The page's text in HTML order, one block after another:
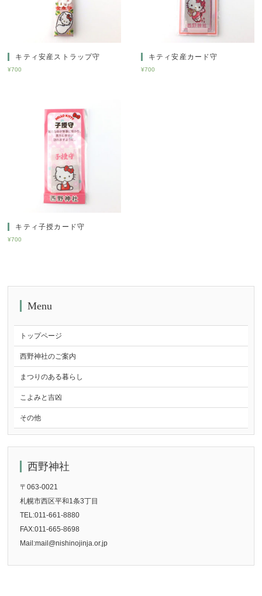
キティ安産ストラップ守
¥700
キティ安産カード守
¥700
キティ子授カード守
¥700
Menu
トップページ
西野神社のご案内
まつりのある暮らし
こよみと吉凶
その他
西野神社
〒063-0021
札幌市西区平和1条3丁目
TEL:011-661-8880
FAX:011-665-8698
Mail:mail@nishinojinja.or.jp